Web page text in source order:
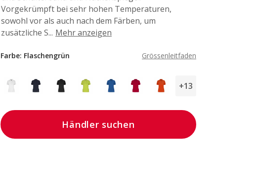
Vorgekrümpft bei sehr hohen Temperaturen,
sowohl vor als auch nach dem Färben, um
zusätzliche S... Mehr anzeigen
Farbe: Flaschengrün Grössenleitfaden
+13
Händler suchen